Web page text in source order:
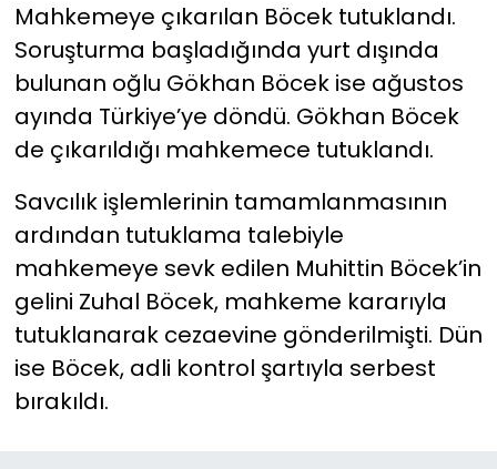
Mahkemeye çıkarılan Böcek tutuklandı.
Soruşturma başladığında yurt dışında
bulunan oğlu Gökhan Böcek ise ağustos
ayında Türkiye’ye döndü. Gökhan Böcek
de çıkarıldığı mahkemece tutuklandı.
Savcılık işlemlerinin tamamlanmasının
ardından tutuklama talebiyle
mahkemeye sevk edilen Muhittin Böcek’in
gelini Zuhal Böcek, mahkeme kararıyla
tutuklanarak cezaevine gönderilmişti. Dün
ise Böcek, adli kontrol şartıyla serbest
bırakıldı.